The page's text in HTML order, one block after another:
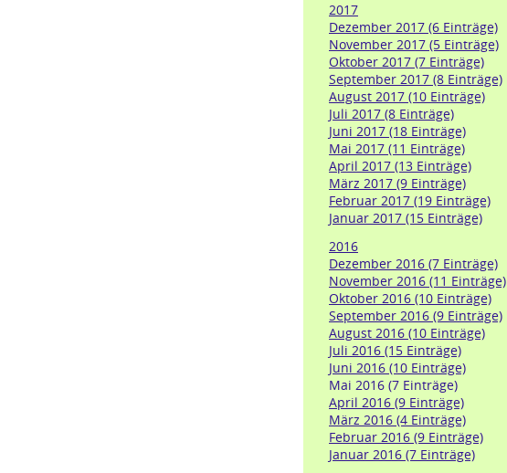
2017
Dezember 2017 (6 Einträge)
November 2017 (5 Einträge)
Oktober 2017 (7 Einträge)
September 2017 (8 Einträge)
August 2017 (10 Einträge)
Juli 2017 (8 Einträge)
Juni 2017 (18 Einträge)
Mai 2017 (11 Einträge)
April 2017 (13 Einträge)
März 2017 (9 Einträge)
Februar 2017 (19 Einträge)
Januar 2017 (15 Einträge)
2016
Dezember 2016 (7 Einträge)
November 2016 (11 Einträge)
Oktober 2016 (10 Einträge)
September 2016 (9 Einträge)
August 2016 (10 Einträge)
Juli 2016 (15 Einträge)
Juni 2016 (10 Einträge)
Mai 2016 (7 Einträge)
April 2016 (9 Einträge)
März 2016 (4 Einträge)
Februar 2016 (9 Einträge)
Januar 2016 (7 Einträge)